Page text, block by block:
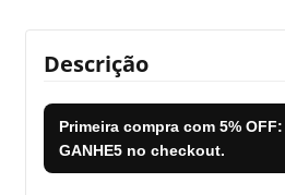
Descrição
Primeira compra com 5% OFF
GANHE5 no checkout.